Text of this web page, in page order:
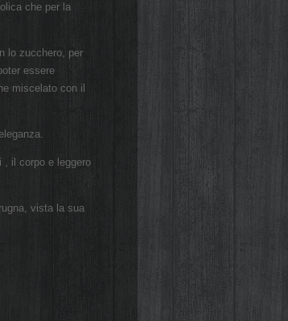
che per la
lo zucchero, per
essere
miscelato con il
, il corpo e leggero
vista la sua